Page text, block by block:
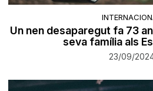
Un nen desaparegut fa 73
seva família als
23/09/